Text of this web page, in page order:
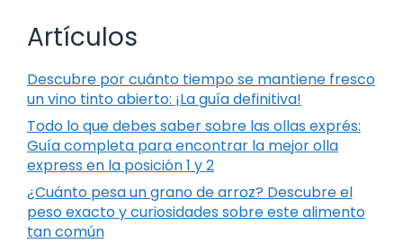
Artículos
Descubre por cuánto tiempo se mantiene fresco
un vino tinto abierto: ¡La guía definitiva!
Todo lo que debes saber sobre las ollas exprés:
Guía completa para encontrar la mejor olla
express en la posición 1 y 2
¿Cuánto pesa un grano de arroz? Descubre el
peso exacto y curiosidades sobre este alimento
tan común